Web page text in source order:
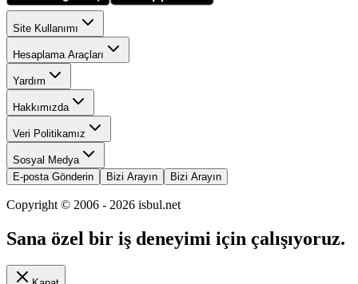
Site Kullanımı
Hesaplama Araçları
Yardım
Hakkımızda
Veri Politikamız
Sosyal Medya
E-posta Gönderin
Bizi Arayın Bizi Arayın
Copyright © 2006 - 2026 isbul.net
Sana özel bir iş deneyimi için çalışıyoruz.